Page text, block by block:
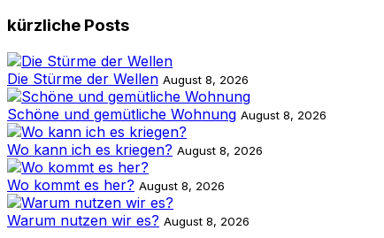
kürzliche Posts
Die Stürme der Wellen August 8, 2026
Schöne und gemütliche Wohnung August 8, 2026
Wo kann ich es kriegen? August 8, 2026
Wo kommt es her? August 8, 2026
Warum nutzen wir es? August 8, 2026